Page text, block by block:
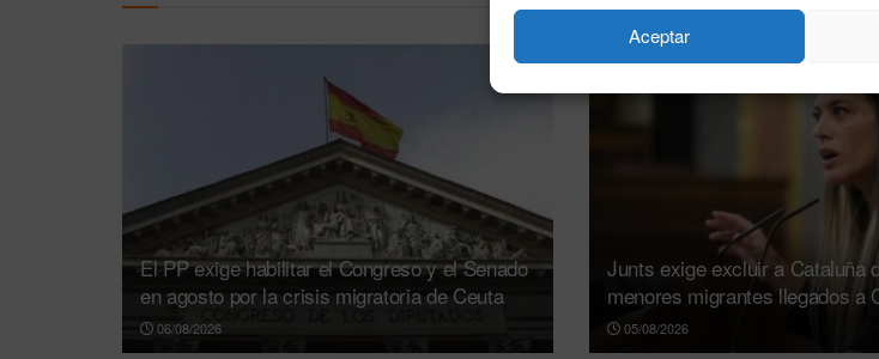
Aceptar
El PP exige habilitar el Congreso y el Senado
en agosto por la crisis migratoria de Ceuta
06/08/2026
Junts exige excluir a Cataluña
menores migrantes llegados a
05/08/2026